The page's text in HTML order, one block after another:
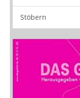
Stöbern